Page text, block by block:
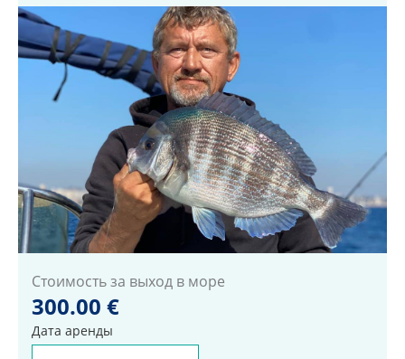
ДОСТОПРИМЕЧАТЕЛЬНОСТИ
КЕМПИНГ
КОМАРКИ (РАЙОНЫ)
РЕЦЕПТЫ
ПРЕДЛОЖЕНИЯ
Стоимость за выход в море
300.00 €
Дата аренды